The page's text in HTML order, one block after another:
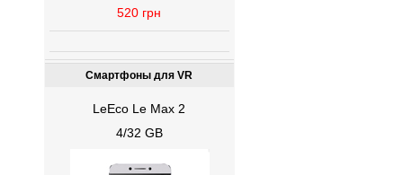
520 грн
Смартфоны для VR
LeEco Le Max 2
4/32 GB